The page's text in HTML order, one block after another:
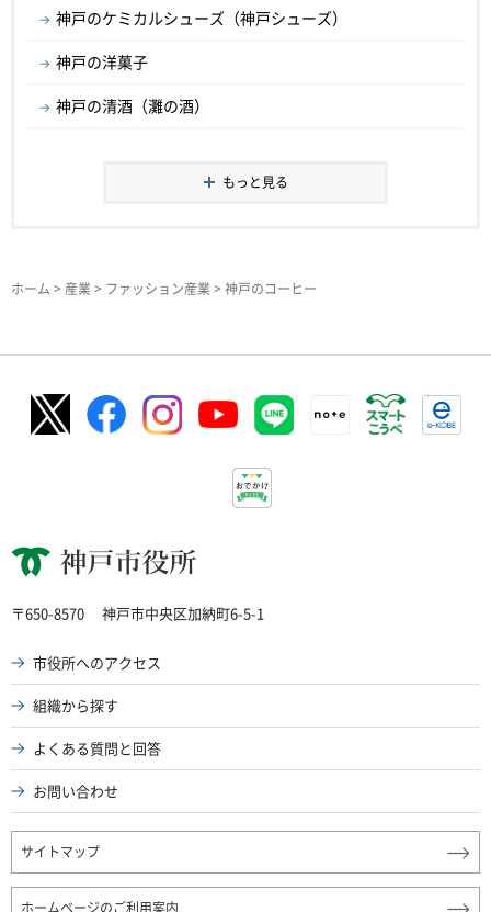
神戸のケミカルシューズ（神戸シューズ）
神戸の洋菓子
神戸の清酒（灘の酒）
もっと見る
ホーム > 産業> ファッション産業> 神戸のコーヒー
神戸市役所
〒650-8570 神戸市中央区加納町6-5-1
市役所へのアクセス
組織から探す
よくある質問と回答
お問い合わせ
サイトマップ
ホームページのご利用案内